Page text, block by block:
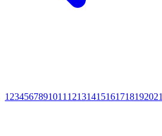
1 234567891011 12131415161718192021